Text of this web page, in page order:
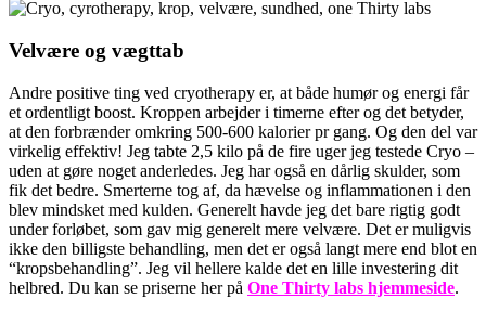
Velvære og vægttab
Andre positive ting ved cryotherapy er, at både humør og energi får
et ordentligt boost. Kroppen arbejder i timerne efter og det betyder,
at den forbrænder omkring 500-600 kalorier pr gang. Og den del var
virkelig effektiv! Jeg tabte 2,5 kilo på de fire uger jeg testede Cryo –
uden at gøre noget anderledes. Jeg har også en dårlig skulder, som
fik det bedre. Smerterne tog af, da hævelse og inflammationen i den
blev mindsket med kulden. Generelt havde jeg det bare rigtig godt
under forløbet, som gav mig generelt mere velvære. Det er muligvis
ikke den billigste behandling, men det er også langt mere end blot en
“kropsbehandling”. Jeg vil hellere kalde det en lille investering dit
helbred. Du kan se priserne her på One Thirty labs hjemmeside.